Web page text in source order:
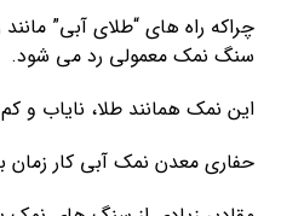
چراکه راه های “طلای آبی” مانند
سنگ نمک معمولی رد می شود.
این نمک همانند طلا، نایاب و
حفاری معدن نمک آبی کار